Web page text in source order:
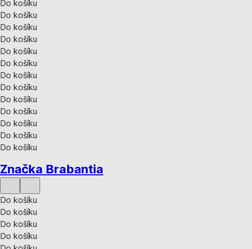
Do košíku
Do košíku
Do košíku
Do košíku
Do košíku
Do košíku
Do košíku
Do košíku
Do košíku
Do košíku
Do košíku
Do košíku
Do košíku
Značka Brabantia
Do košíku
Do košíku
Do košíku
Do košíku